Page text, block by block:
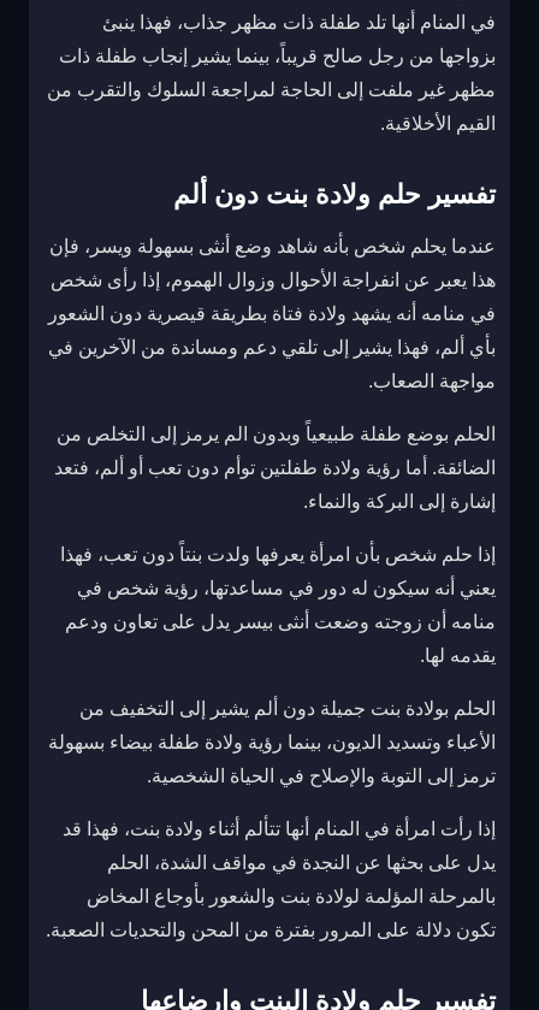
في المنام أنها تلد طفلة ذات مظهر جذاب، فهذا ينبئ
بزواجها من رجل صالح قريباً، بينما يشير إنجاب طفلة ذات
مظهر غير ملفت إلى الحاجة لمراجعة السلوك والتقرب من
القيم الأخلاقية.
تفسير حلم ولادة بنت دون ألم
عندما يحلم شخص بأنه شاهد وضع أنثى بسهولة ويسر، فإن
هذا يعبر عن انفراجة الأحوال وزوال الهموم، إذا رأى شخص
في منامه أنه يشهد ولادة فتاة بطريقة قيصرية دون الشعور
بأي ألم، فهذا يشير إلى تلقي دعم ومساندة من الآخرين في
مواجهة الصعاب.
الحلم بوضع طفلة طبيعياً وبدون الم يرمز إلى التخلص من
الضائقة. أما رؤية ولادة طفلتين توأم دون تعب أو ألم، فتعد
إشارة إلى البركة والنماء.
إذا حلم شخص بأن امرأة يعرفها ولدت بنتاً دون تعب، فهذا
يعني أنه سيكون له دور في مساعدتها، رؤية شخص في
منامه أن زوجته وضعت أنثى بيسر يدل على تعاون ودعم
يقدمه لها.
الحلم بولادة بنت جميلة دون ألم يشير إلى التخفيف من
الأعباء وتسديد الديون، بينما رؤية ولادة طفلة بيضاء بسهولة
ترمز إلى التوبة والإصلاح في الحياة الشخصية.
إذا رأت امرأة في المنام أنها تتألم أثناء ولادة بنت، فهذا قد
يدل على بحثها عن النجدة في مواقف الشدة، الحلم
بالمرحلة المؤلمة لولادة بنت والشعور بأوجاع المخاض
تكون دلالة على المرور بفترة من المحن والتحديات الصعبة.
تفسير حلم ولادة البنت وإرضاعها